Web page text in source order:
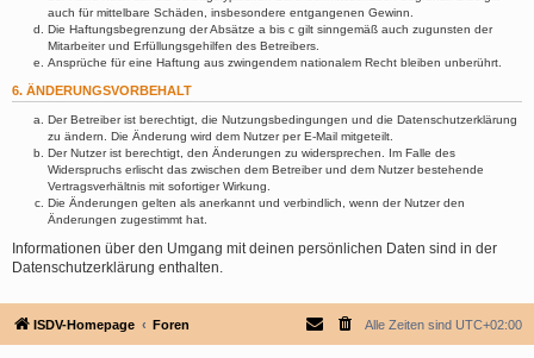
auch für mittelbare Schäden, insbesondere entgangenen Gewinn.
Die Haftungsbegrenzung der Absätze a bis c gilt sinngemäß auch zugunsten der
Mitarbeiter und Erfüllungsgehilfen des Betreibers.
Ansprüche für eine Haftung aus zwingendem nationalem Recht bleiben unberührt.
6. ÄNDERUNGSVORBEHALT
Der Betreiber ist berechtigt, die Nutzungsbedingungen und die Datenschutzerklärung
zu ändern. Die Änderung wird dem Nutzer per E-Mail mitgeteilt.
Der Nutzer ist berechtigt, den Änderungen zu widersprechen. Im Falle des
Widerspruchs erlischt das zwischen dem Betreiber und dem Nutzer bestehende
Vertragsverhältnis mit sofortiger Wirkung.
Die Änderungen gelten als anerkannt und verbindlich, wenn der Nutzer den
Änderungen zugestimmt hat.
Informationen über den Umgang mit deinen persönlichen Daten sind in der
Datenschutzerklärung enthalten.
ISDV-Homepage Foren Alle Zeiten sind UTC+02:00